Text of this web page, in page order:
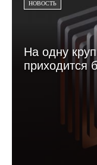
НОВОСТЬ
На одну
приходится